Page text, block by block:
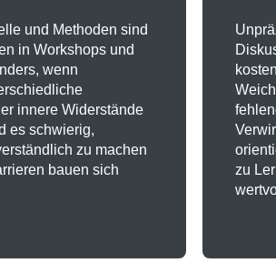
und Methoden sind
in Workshops und
wenn
innere Widerstände
es schwierig,
zu machen
bauen sich
zu